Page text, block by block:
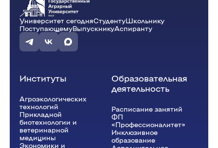
Университет сегодняСтудентуШкольнику
ПоступающемуВыпускникуАспиранту
Институты
Агроэкологических
технологий
Прикладной
биотехнологии и
ветеринарной
медицины
Экономики и
Образовательная
деятельность
Расписание занятий
ФП
«Профессионалитет»
Инклюзивное
образование